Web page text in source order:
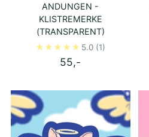
ANDUNGEN -
KLISTREMERKE
(TRANSPARENT)
5.0 (1)
55,-